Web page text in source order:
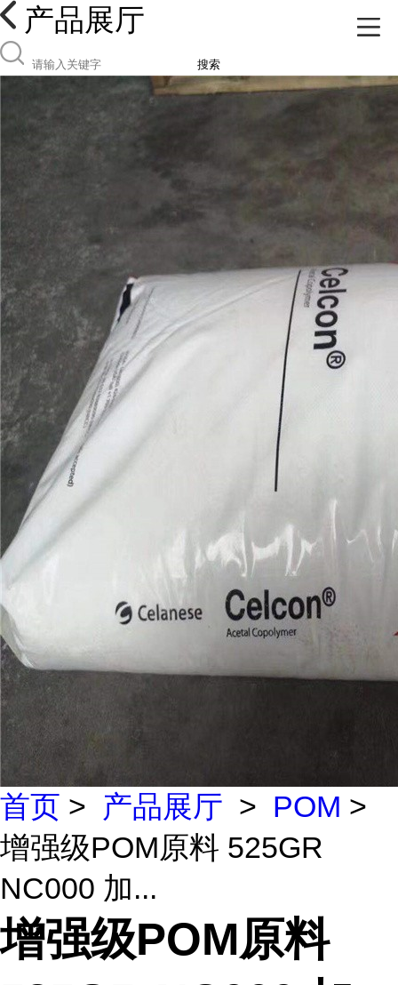
产品展厅
搜索
首页 > 产品展厅 > POM >
增强级POM原料 525GR
NC000 加...
增强级POM原料